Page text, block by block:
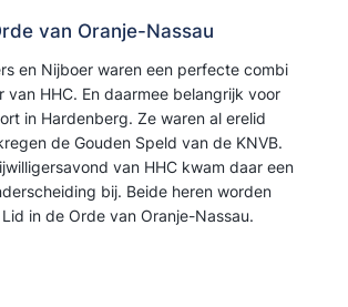
van Oranje-Nassau
en Nijboer waren een perfecte combi
van HHC. En daarmee belangrijk voor
in Hardenberg. Ze waren al erelid
de Gouden Speld van de KNVB.
van HHC kwam daar een
bij. Beide heren worden
in de Orde van Oranje-Nassau.